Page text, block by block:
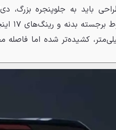
باید به جلوپنجره بزرگ،